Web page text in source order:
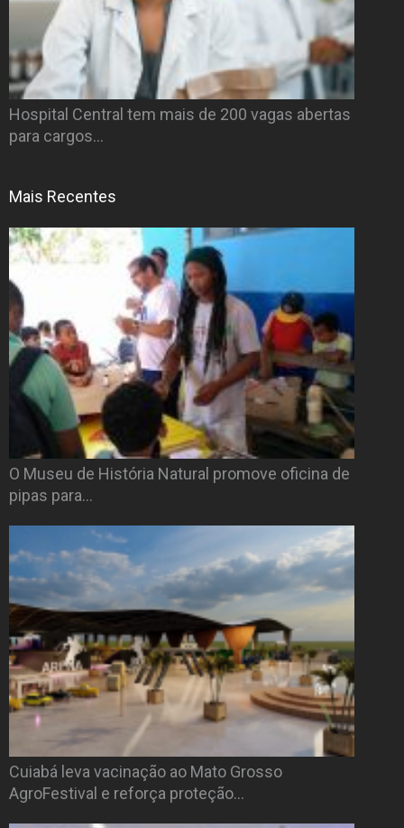
Hospital Central tem mais de 200 vagas abertas
para cargos…
Mais Recentes
O Museu de História Natural promove oficina de
pipas para…
Cuiabá leva vacinação ao Mato Grosso
AgroFestival e reforça proteção…